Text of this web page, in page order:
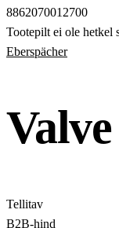
8862070012700
Tootepilt ei ole hetkel
Eberspächer
Tellitav
B2B-hind